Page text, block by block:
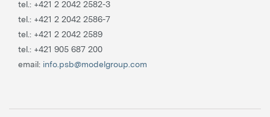
tel.: +421 2 2042 2582-3
tel.: +421 2 2042 2586-7
tel.: +421 2 2042 2589
tel.: +421 905 687 200
email: info.psb@modelgroup.com